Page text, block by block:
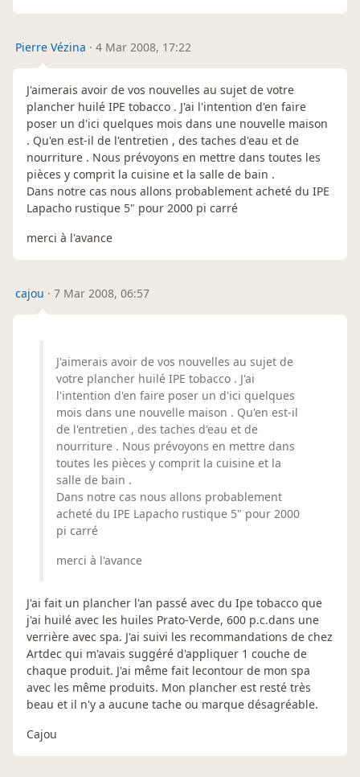
Pierre Vézina · 4 Mar 2008, 17:22
J'aimerais avoir de vos nouvelles au sujet de votre
plancher huilé IPE tobacco . J'ai l'intention d'en faire
poser un d'ici quelques mois dans une nouvelle maison
. Qu'en est-il de l'entretien , des taches d'eau et de
nourriture . Nous prévoyons en mettre dans toutes les
pièces y comprit la cuisine et la salle de bain .
Dans notre cas nous allons probablement acheté du IPE
Lapacho rustique 5" pour 2000 pi carré
merci à l'avance
cajou · 7 Mar 2008, 06:57
J'aimerais avoir de vos nouvelles au sujet de
votre plancher huilé IPE tobacco . J'ai
l'intention d'en faire poser un d'ici quelques
mois dans une nouvelle maison . Qu'en est-il
de l'entretien , des taches d'eau et de
nourriture . Nous prévoyons en mettre dans
toutes les pièces y comprit la cuisine et la
salle de bain .
Dans notre cas nous allons probablement
acheté du IPE Lapacho rustique 5" pour 2000
pi carré
merci à l'avance
J'ai fait un plancher l'an passé avec du Ipe tobacco que
j'ai huilé avec les huiles Prato-Verde, 600 p.c.dans une
verrière avec spa. J'ai suivi les recommandations de chez
Artdec qui m'avais suggéré d'appliquer 1 couche de
chaque produit. J'ai même fait lecontour de mon spa
avec les même produits. Mon plancher est resté très
beau et il n'y a aucune tache ou marque désagréable.
Cajou